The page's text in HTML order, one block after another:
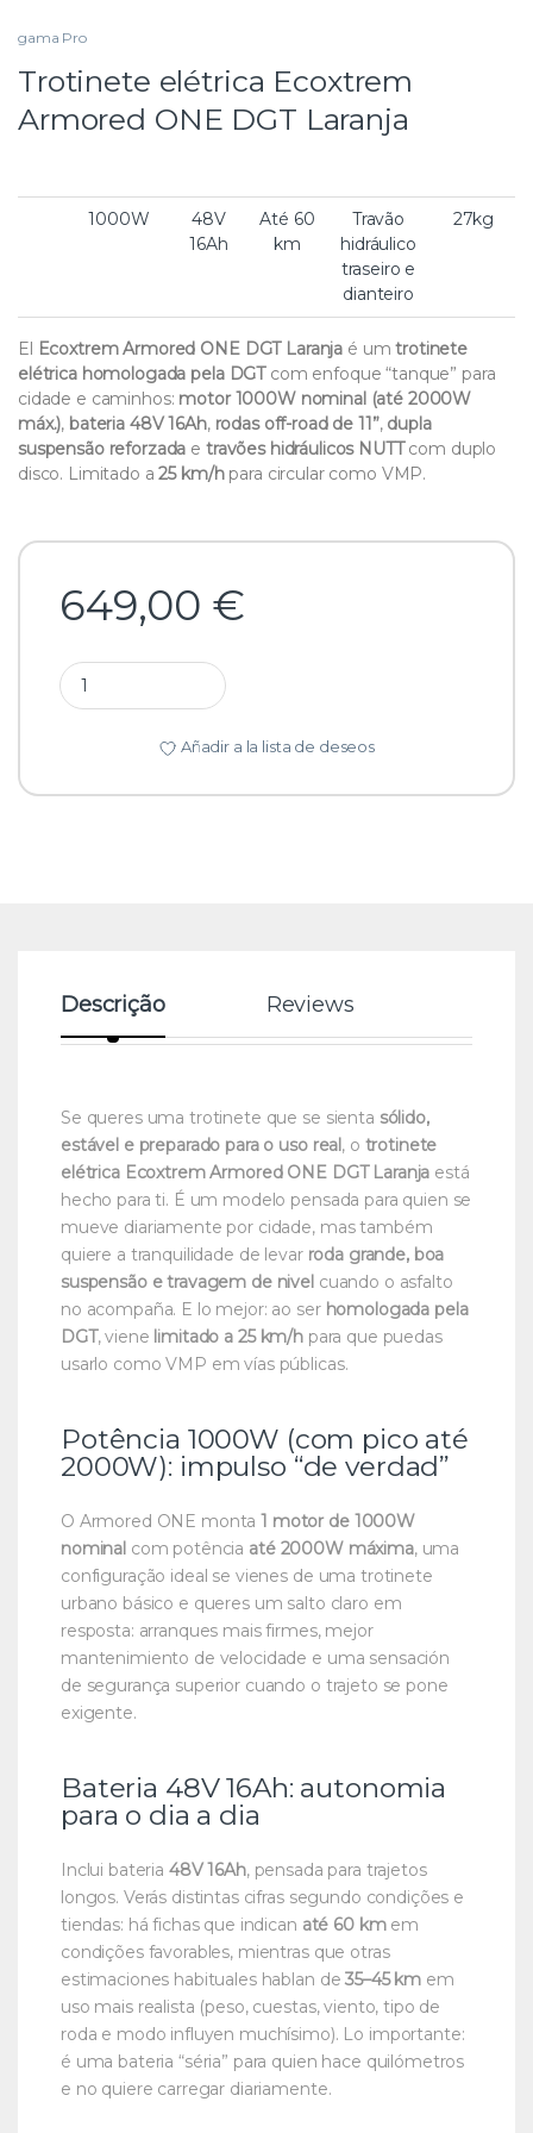
gama Pro
Trotinete elétrica Ecoxtrem
Armored ONE DGT Laranja
1000W
48V
16Ah
Até 60
km
Travão
hidráulico
traseiro e
dianteiro
27kg
El Ecoxtrem Armored ONE DGT Laranja é umtrotinete
elétrica homologada pela DGTcom enfoque “tanque” para
cidade e caminhos: motor 1000W nominal (até 2000W
máx.), bateria 48V 16Ah, rodas off-road de 11”, dupla
suspensão reforzada e travões hidráulicos NUTTcom duplo
disco. Limitado a25 km/hpara circular como VMP.
649,00 €
Trotinete elétrica Ecoxtrem Armored ONE DGT Laranja
Añadir a la lista de deseos
Descrição Reviews
Se queres uma trotinete que se sienta sólido,
estável e preparado para o uso real, o trotinete
elétrica Ecoxtrem Armored ONE DGT Laranja está
hecho para ti. É um modelo pensada para quien se
mueve diariamente por cidade, mas também
quiere a tranquilidade de levar roda grande, boa
suspensão e travagem de nivelcuando o asfalto
no acompaña. E lo mejor: ao ser homologada pela
DGT, viene limitado a 25 km/hpara que puedas
usarlo como VMP em vías públicas.
Potência 1000W (com pico até
2000W): impulso “de verdad”
O Armored ONE monta1 motor de 1000W
nominal com potência até 2000W máxima, uma
configuração ideal se vienes de uma trotinete
urbano básico e queres um salto claro em
resposta: arranques mais firmes, mejor
mantenimiento de velocidade e uma sensación
de segurança superior cuando o trajeto se pone
exigente.
Bateria 48V 16Ah: autonomia
para o dia a dia
Inclui bateria 48V 16Ah, pensada para trajetos
longos. Verás distintas cifras segundo condições e
tiendas: há fichas que indican até 60 kmem
condições favorables, mientras que otras
estimaciones habituales hablan de35–45 km em
uso mais realista (peso, cuestas, viento, tipo de
roda e modo influyen muchísimo). Lo importante:
é uma bateria “séria” para quien hace quilómetros
e no quiere carregar diariamente.